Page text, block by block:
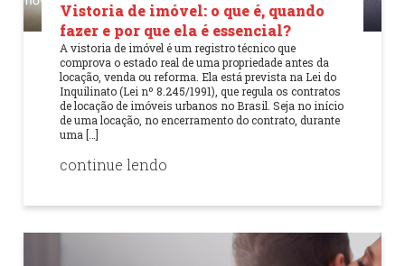
Vistoria de imóvel: o que é, quando
fazer e por que ela é essencial?
A vistoria de imóvel é um registro técnico que
comprova o estado real de uma propriedade antes da
locação, venda ou reforma. Ela está prevista na Lei do
Inquilinato (Lei nº 8.245/1991), que regula os contratos
de locação de imóveis urbanos no Brasil. Seja no início
de uma locação, no encerramento do contrato, durante
uma […]
continue lendo